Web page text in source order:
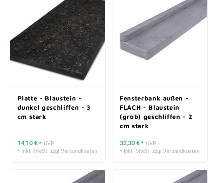
Platte - Blaustein -
dunkel geschliffen - 3
cm stark
14,10 €* UVP
* Inkl. MwSt. zzgl.Versandkosten
Fensterbank außen -
FLACH - Blaustein
(grob) geschliffen - 2
cm stark
32,30 €* UVP
* Inkl. MwSt. zzgl.Versandkosten